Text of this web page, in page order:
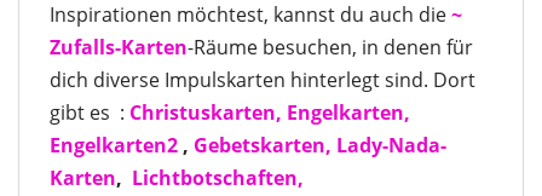
Inspirationen möchtest, kannst du auch die~
Zufalls-Karten-Räume besuchen, in denen für
dich diverse Impulskarten hinterlegt sind. Dort
gibt es : Christuskarten, Engelkarten,
Engelkarten2 , Gebetskarten, Lady-Nada-
Karten, Lichtbotschaften,